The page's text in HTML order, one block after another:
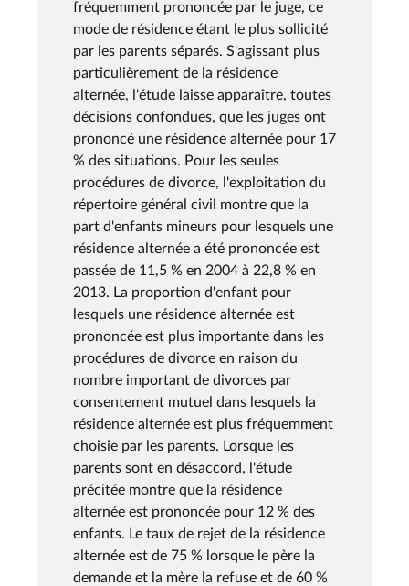
fréquemment prononcée par le juge, ce
mode de résidence étant le plus sollicité
par les parents séparés. S'agissant plus
particulièrement de la résidence
alternée, l'étude laisse apparaître, toutes
décisions confondues, que les juges ont
prononcé une résidence alternée pour 17
% des situations. Pour les seules
procédures de divorce, l'exploitation du
répertoire général civil montre que la
part d'enfants mineurs pour lesquels une
résidence alternée a été prononcée est
passée de 11,5 % en 2004 à 22,8 % en
2013. La proportion d'enfant pour
lesquels une résidence alternée est
prononcée est plus importante dans les
procédures de divorce en raison du
nombre important de divorces par
consentement mutuel dans lesquels la
résidence alternée est plus fréquemment
choisie par les parents. Lorsque les
parents sont en désaccord, l'étude
précitée montre que la résidence
alternée est prononcée pour 12 % des
enfants. Le taux de rejet de la résidence
alternée est de 75 % lorsque le père la
demande et la mère la refuse et de 60 %